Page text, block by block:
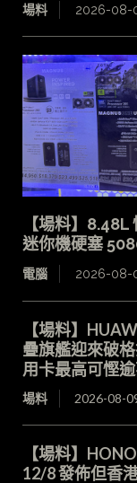
場料 2026-08-
【場料】
迷你機硬塞
電腦 2026-08-
【場料】
疊旗艦迎來破
用卡最高可慳
場料 2026-08-
【場料】
12/8 發佈但香